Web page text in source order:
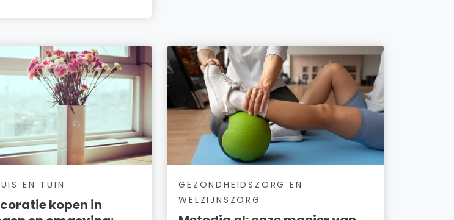
EN TUIN
kopen in
GEZONDHEIDSZORG EN
WELZIJNSZORG